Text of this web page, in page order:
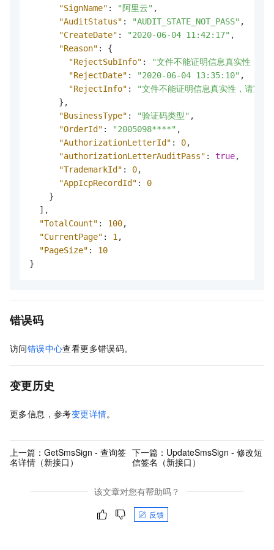
"SignName" : "阿里云" ,
"AuditStatus" : "AUDIT_STATE_NOT_PASS" ,
"CreateDate" : "2020-06-04 11:42:17" ,
"Reason" :
{
"RejectSubInfo" :
"文件不能证明信息真实性，请
"RejectDate" : "2020-06-04 13:35:10" ,
"RejectInfo" :
"文件不能证明信息真实性，请重新
} ,
"BusinessType" : "验证码类型" ,
"OrderId" : "2005098****" ,
"AuthorizationLetterId" : 0,
"authorizationLetterAuditPass" : true,
"TrademarkId" : 0,
"AppIcpRecordId" :
0
}
] ,
"TotalCount" : 100,
"CurrentPage" : 1 ,
"PageSize" :
10
}
错误码
访问错误中心查看更多错误码。
变更历史
更多信息，参考变更详情。
上一篇： GetSmsSign - 查询签
名详情（新接口）
下一篇： UpdateSmsSign - 修改短
信签名（新接口）
该文章对您有帮助吗？
反馈